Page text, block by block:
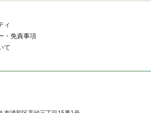
ィ
・免責事項
て